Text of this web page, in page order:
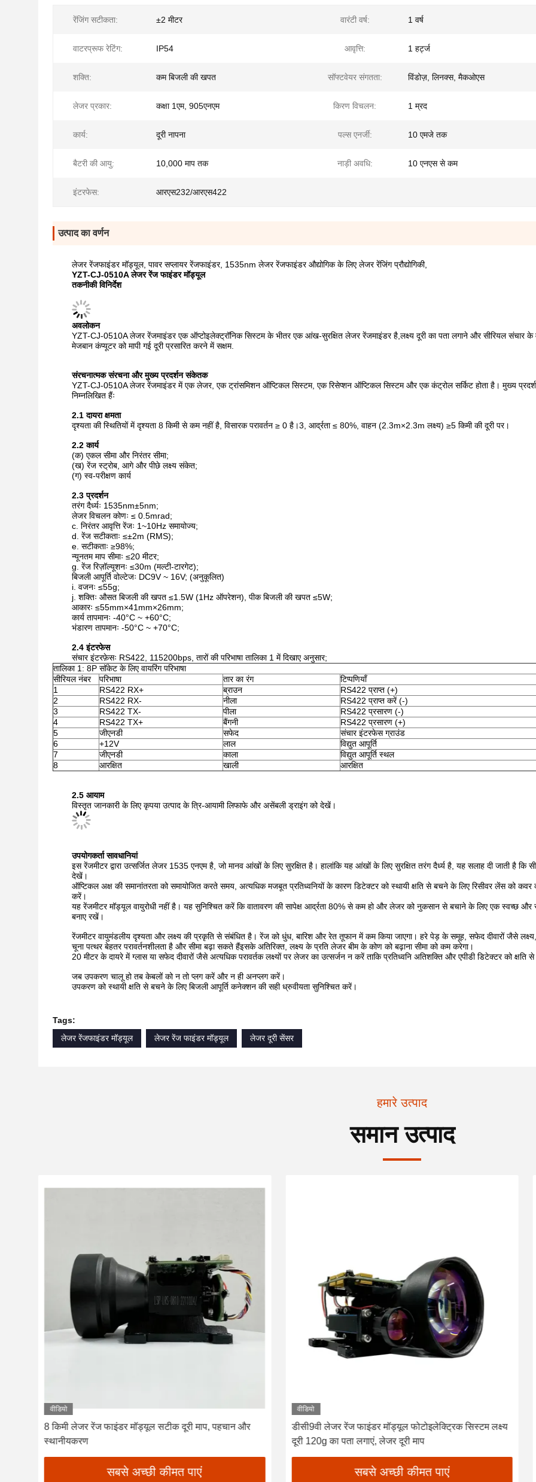
रेंजिंग सटीकता: ±2 मीटर वारंटी वर्ष: 1 वर्ष
वाटरप्रूफ रेटिंग: IP54 आवृत्ति: 1 हर्ट्ज
शक्ति: कम बिजली की खपत सॉफ्टवेयर संगतता: विंडोज़, लिनक्स, मैकओएस
लेजर प्रकार: कक्षा 1एम, 905एनएम किरण विचलन: 1 म्रद
कार्य: दूरी नापना पल्स एनर्जी: 10 एमजे तक
बैटरी की आयु: 10,000 माप तक नाड़ी अवधि: 10 एनएस से कम
इंटरफेस: आरएस232/आरएस422
उत्पाद का वर्णन
लेजर रेंजफाइंडर मॉड्यूल, पावर सप्लायर रेंजफाइंडर, 1535nm लेजर रेंजफाइंडर औद्योगिक के लिए लेजर रेंजिंग प्रौद्योगिकी,
YZT-CJ-0510A लेजर रेंज फाइंडर मॉड्यूल
तकनीकी विनिर्देश
अवलोकन
YZT-CJ-0510A लेजर रेंजमाइंडर एक ऑप्टोइलेक्ट्रॉनिक सिस्टम के भीतर एक आंख-सुरक्षित लेजर रेंजमाइंडर है,लक्ष्य दूरी का पता लगाने और सीरियल संचार के
मेजबान कंप्यूटर को मापी गई दूरी प्रसारित करने में सक्षम.
संरचनात्मक संरचना और मुख्य प्रदर्शन संकेतक
YZT-CJ-0510A लेजर रेंजमाइंडर में एक लेजर, एक ट्रांसमिशन ऑप्टिकल सिस्टम, एक रिसेप्शन ऑप्टिकल सिस्टम और एक कंट्रोल सर्किट होता है। मुख्य
निम्नलिखित हैंः
2.1 दायरा क्षमता
दृश्यता की स्थितियों में दृश्यता 8 किमी से कम नहीं है, विसारक परावर्तन ≥ 0 है।3, आर्द्रता ≤ 80%, वाहन (2.3m×2.3m लक्ष्य) ≥5 किमी की दूरी पर।
2.2 कार्य
(क) एकल सीमा और निरंतर सीमा;
(ख) रेंज स्ट्रोब, आगे और पीछे लक्ष्य संकेत;
(ग) स्व-परीक्षण कार्य
2.3 प्रदर्शन
तरंग दैर्ध्यः 1535nm±5nm;
लेजर विचलन कोणः ≤ 0.5mrad;
c. निरंतर आवृत्ति रेंजः 1~10Hz समायोज्य;
d. रेंज सटीकताः ≤±2m (RMS);
e. सटीकताः ≥98%;
न्यूनतम माप सीमाः ≤20 मीटर;
g. रेंज रिज़ॉल्यूशनः ≤30m (मल्टी-टारगेट);
बिजली आपूर्ति वोल्टेजः DC9V ~ 16V; (अनुकूलित)
i. वजनः ≤55g;
j. शक्तिः औसत बिजली की खपत ≤1.5W (1Hz ऑपरेशन), पीक बिजली की खपत ≤5W;
आकारः ≤55mm×41mm×26mm;
कार्य तापमानः -40°C ~ +60°C;
भंडारण तापमानः -50°C ~ +70°C;
2.4 इंटरफेस
संचार इंटरफ़ेसः RS422, 115200bps, तारों की परिभाषा तालिका 1 में दिखाए अनुसार;
तालिका 1: 8P सॉकेट के लिए वायरिंग परिभाषा
सीरियल नंबर
परिभाषा तार का रंग
टिप्पणियाँ
1
RS422 RX+ ब्राउन
RS422 प्राप्त (+)
2
RS422 RX- नीला
RS422 प्राप्त करें (-)
3
RS422 TX- पीला
RS422 प्रसारण (-)
4
RS422 TX+ बैंगनी
RS422 प्रसारण (+)
5
जीएनडी सफेद
संचार इंटरफेस ग्राउंड
6
+12V लाल
विद्युत आपूर्ति
7
जीएनडी काला
विद्युत आपूर्ति स्थल
8
आरक्षित खाली आरक्षित
2.5 आयाम
विस्तृत जानकारी के लिए कृपया उत्पाद के त्रि-आयामी लिफाफे और असेंबली ड्राइंग को देखें।
उपयोगकर्ता सावधानियां
इस रेंजमीटर द्वारा उत्सर्जित लेजर 1535 एनएम है, जो मानव आंखों के लिए सुरक्षित है। हालांकि यह आंखों के लिए सुरक्षित तरंग दैर्ध्य है, यह सलाह दी जाती है कि
देखें।
ऑप्टिकल अक्ष की समानांतरता को समायोजित करते समय, अत्यधिक मजबूत प्रतिध्वनियों के कारण डिटेक्टर को स्थायी क्षति से बचने के लिए रिसीवर लेंस को कवर
करें।
यह रेंजमीटर मॉड्यूल वायुरोधी नहीं है। यह सुनिश्चित करें कि वातावरण की सापेक्ष आर्द्रता 80% से कम हो और लेजर को नुकसान से बचाने के लिए एक स्वच्छ और
बनाए रखें।
रेंजमीटर वायुमंडलीय दृश्यता और लक्ष्य की प्रकृति से संबंधित है। रेंज को धुंध, बारिश और रेत तूफान में कम किया जाएगा। हरे पेड़ के समूह, सफेद दीवारों जैसे
चूना पत्थर बेहतर परावर्तनशीलता है और सीमा बढ़ा सकते हैंइसके अतिरिक्त, लक्ष्य के प्रति लेजर बीम के कोण को बढ़ाना सीमा को कम करेगा।
20 मीटर के दायरे में ग्लास या सफेद दीवारों जैसे अत्यधिक परावर्तक लक्ष्यों पर लेजर का उत्सर्जन न करें ताकि प्रतिध्वनि अतिशक्ति और एपीडी डिटेक्टर को क्षति
जब उपकरण चालू हो तब केबलों को न तो प्लग करें और न ही अनप्लग करें।
उपकरण को स्थायी क्षति से बचने के लिए बिजली आपूर्ति कनेक्शन की सही ध्रुवीयता सुनिश्चित करें।
Tags:
लेजर रेंजफाइंडर मॉड्यूल
लेजर रेंज फाइंडर मॉड्यूल लेजर दूरी सेंसर
हमारे उत्पाद
समान उत्पाद
वीडियो
8 किमी लेजर रेंज फाइंडर मॉड्यूल सटीक दूरी माप, पहचान और
स्थानीयकरण
सबसे अच्छी कीमत पाएं
वीडियो
डीसी9वी लेजर रेंज फाइंडर मॉड्यूल फोटोइलेक्ट्रिक सिस्टम लक्ष्य
दूरी 120g का पता लगाएं, लेजर दूरी माप
सबसे अच्छी कीमत पाएं